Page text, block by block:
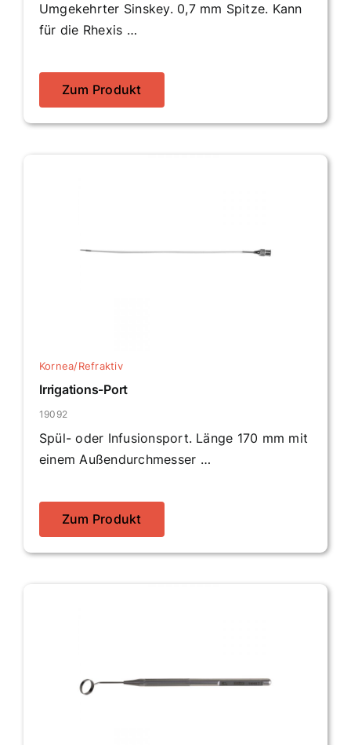
Umgekehrter Sinskey. 0,7 mm Spitze. Kann
für die Rhexis …
Zum Produkt
Kornea/Refraktiv
Irrigations-Port
19092
Spül- oder Infusionsport. Länge 170 mm mit
einem Außendurchmesser …
Zum Produkt